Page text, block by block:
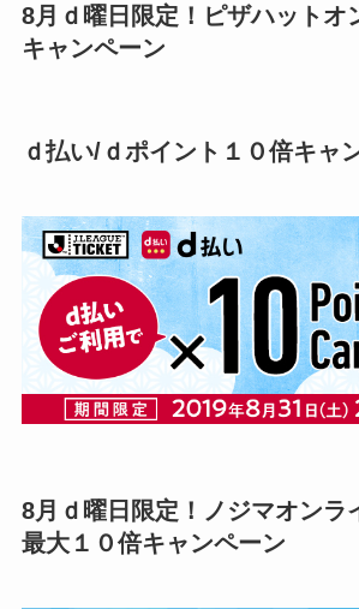
8月ｄ曜日限定！ピザハットオ
キャンペーン
ｄ払い/ｄポイント１０倍キャ
8月ｄ曜日限定！ノジマオンラ
最大１０倍キャンペーン